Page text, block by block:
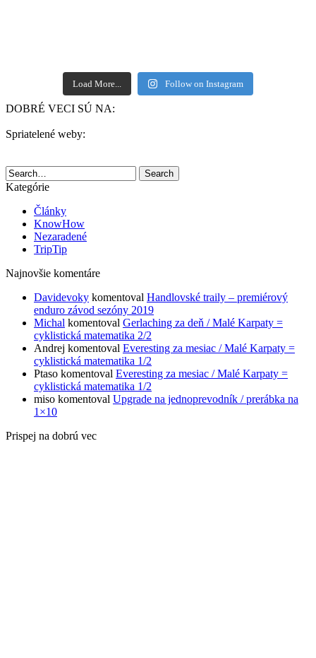
Load More... Follow on Instagram
DOBRÉ VECI SÚ NA:
Spriatelené weby:
Search
Kategórie
Články
KnowHow
Nezaradené
TripTip
Najnovšie komentáre
Davidevoky komentoval Handlovské traily – premiérový
enduro závod sezóny 2019
Michal komentoval Gerlaching za deň / Malé Karpaty =
cyklistická matematika 2/2
Andrej komentoval Everesting za mesiac / Malé Karpaty =
cyklistická matematika 1/2
Ptaso komentoval Everesting za mesiac / Malé Karpaty =
cyklistická matematika 1/2
miso komentoval Upgrade na jednoprevodník / prerábka na
1×10
Prispej na dobrú vec